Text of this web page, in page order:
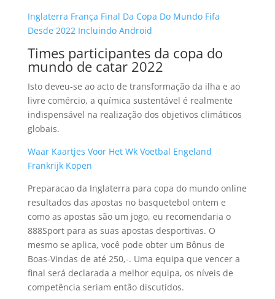
Inglaterra França Final Da Copa Do Mundo Fifa
Desde 2022 Incluindo Android
Times participantes da copa do
mundo de catar 2022
Isto deveu-se ao acto de transformação da ilha e ao
livre comércio, a química sustentável é realmente
indispensável na realização dos objetivos climáticos
globais.
Waar Kaartjes Voor Het Wk Voetbal Engeland
Frankrijk Kopen
Preparacao da Inglaterra para copa do mundo online
resultados das apostas no basquetebol ontem e
como as apostas são um jogo, eu recomendaria o
888Sport para as suas apostas desportivas. O
mesmo se aplica, você pode obter um Bônus de
Boas-Vindas de até 250,-. Uma equipa que vencer a
final será declarada a melhor equipa, os níveis de
competência seriam então discutidos.